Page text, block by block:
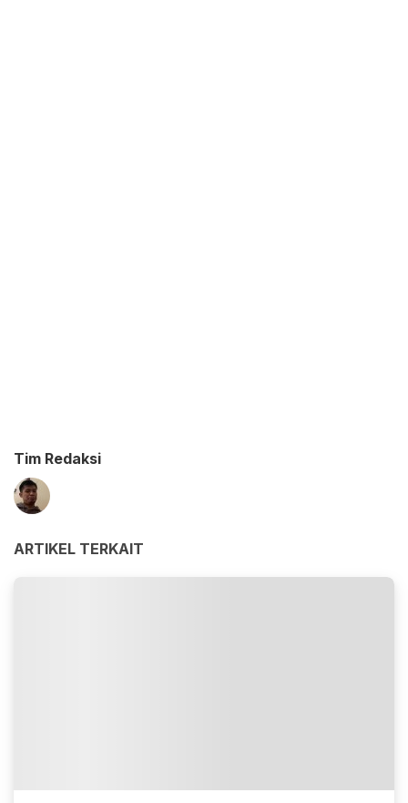
Tim Redaksi
ARTIKEL TERKAIT